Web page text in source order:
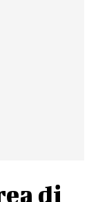
di